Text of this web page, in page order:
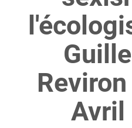
Avril